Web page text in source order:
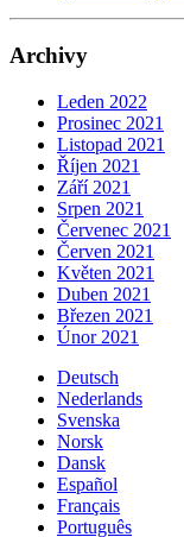
Archivy
Leden 2022
Prosinec 2021
Listopad 2021
Říjen 2021
Září 2021
Srpen 2021
Červenec 2021
Červen 2021
Květen 2021
Duben 2021
Březen 2021
Únor 2021
Deutsch
Nederlands
Svenska
Norsk
Dansk
Español
Français
Português